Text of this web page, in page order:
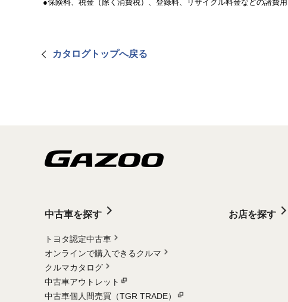
保険料、税金（除く消費税）、登録料、リサイクル料金などの諸費用
カタログトップへ戻る
中古車を探す
トヨタ認定中古車
オンラインで購入できるクルマ
クルマカタログ
中古車アウトレット
中古車個人間売買（TGR TRADE）
お店を探す